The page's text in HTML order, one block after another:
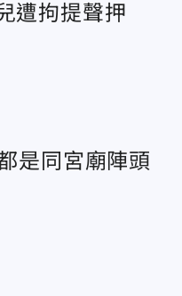
遭拘提聲押
是同宮廟陣頭